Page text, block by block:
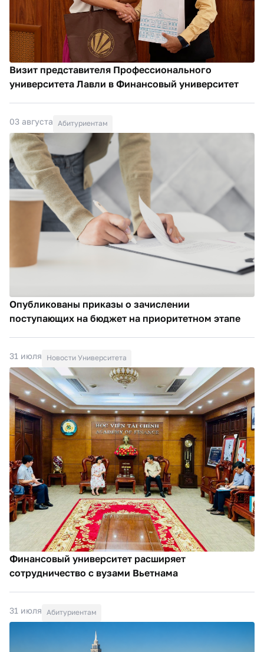
Визит представителя Профессионального
университета Лавли в Финансовый университет
03 августа Абитуриентам
Опубликованы приказы о зачислении
поступающих на бюджет на приоритетном этапе
31 июля Новости Университета
Финансовый университет расширяет
сотрудничество с вузами Вьетнама
31 июля Абитуриентам